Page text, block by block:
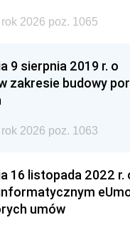
2026 poz. 1065
9 sierpnia 2019 r. o
zakresie budowy
2026 poz. 1063
16 listopada 2022 r.
umów